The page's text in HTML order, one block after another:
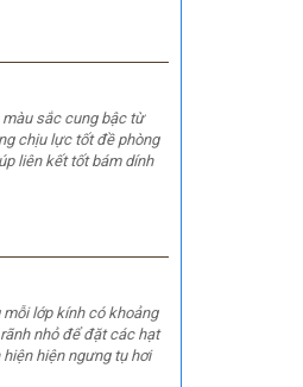
sắc cung bậc từ
chịu lực tốt đề phòng
liên kết tốt bám dính
lớp kính có khoảng
nhỏ để đặt các hạt
hiện ngưng tụ hơi